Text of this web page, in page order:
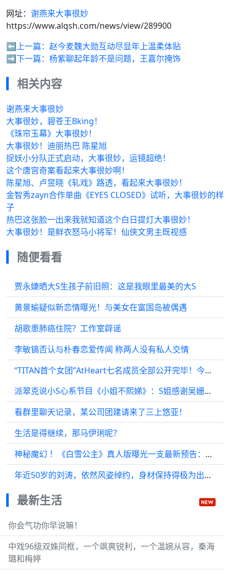
网址： 谢燕来大事很妙
https://www.alqsh.com/news/view/289900
⬅️上一篇： 赵今麦魏大勋互动尽显年上温柔体贴
➡️下一篇： 杨紫聊起年龄不是问题，王嘉尔掩饰
相关内容
谢燕来大事很妙
大事很妙，碧苍王Bking！
《珠帘玉幕》大事很妙！
大事很妙！迪丽热巴 陈星旭
捉妖小分队正式启动，大事很妙，运镜超绝！
这个唐宫奇案看起来大事很妙啊！
陈星旭、卢昱晓《轧戏》路透，看起来大事很妙！
金智秀zayn合作单曲《EYES CLOSED》试听，大事很妙的样
子
热巴这张脸一出来我就知道这个白日提灯大事很妙！
大事很妙！是鲜衣怒马小将军！仙侠文男主既视感
随便看看
贾永婕晒大S生孩子前旧照：这是我眼里最美的大S
黄景瑜疑似新恋情曝光！与美女在富国岛被偶遇
胡歌患肺癌住院？工作室辟谣
李敏镐否认与朴春恋爱传闻 称两人没有私人交情
“TITAN首个女团”AtHeart七名成员全部公开完毕！今年7月正式出道！
派翠克说小S心系节目《小姐不熙娣》：S姐感谢吴姗儒代班
看群里聊天记录，某公司团建请来了三上悠亚！
生活是得继续，那马伊琍呢？
神秘魔幻 ！《白雪公主》真人版曝光一支最新预告：完美还原动画版场景 ！
年近50岁的刘涛，依然风姿绰约，身材保持得极为出色...
最新生活
你会气功你早说嘛！
中戏96级双姝同框，一个飒爽锐利，一个温婉从容，秦海
璐和梅婷